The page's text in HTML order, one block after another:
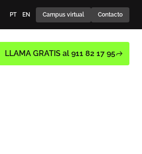
PT EN Campus virtual Contacto
LLAMA GRATIS al 911 82 17 95